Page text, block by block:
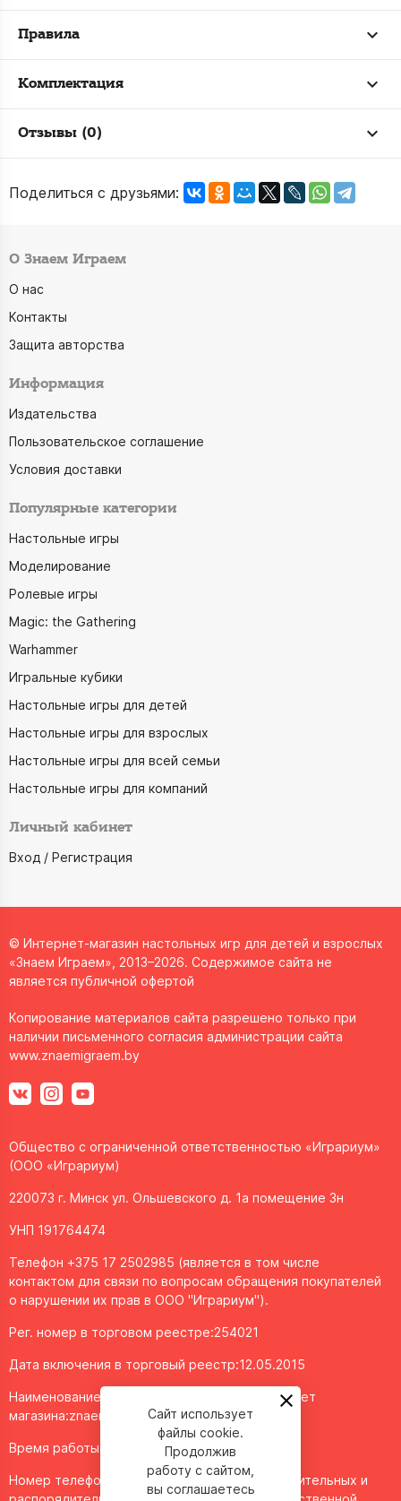
Правила
Комплектация
Отзывы (0)
Поделиться с друзьями:
О Знаем Играем
О нас
Контакты
Защита авторства
Информация
Издательства
Пользовательское соглашение
Условия доставки
Популярные категории
Настольные игры
Моделирование
Ролевые игры
Magic: the Gathering
Warhammer
Игральные кубики
Настольные игры для детей
Настольные игры для взрослых
Настольные игры для всей семьи
Настольные игры для компаний
Личный кабинет
Вход / Регистрация
© Интернет-магазин настольных игр для детей и взрослых
«Знаем Играем», 2013–2026. Содержимое сайта не
является публичной офертой
Копирование материалов сайта разрешено только при
наличии письменного согласия администрации сайта
www.znaemigraem.by
Общество с ограниченной ответственностью «Играриум»
(ООО «Играриум)
220073 г. Минск ул. Ольшевского д. 1а помещение 3н
УНП 191764474
Телефон +375 17 2502985 (является в том числе
контактом для связи по вопросам обращения покупателей
о нарушении их прав в ООО "Играриум").
Рег. номер в торговом реестре:254021
Дата включения в торговый реестр:12.05.2015
Наименование объекта/доменное имя интернет
магазина:znaemigraem.by
Время работы: ежедневно с 11:00 до 20:00
Номер телефона работников местных исполнительных и
Сайт использует
файлы cookie.
Продолжив
работу с сайтом,
вы соглашаетесь